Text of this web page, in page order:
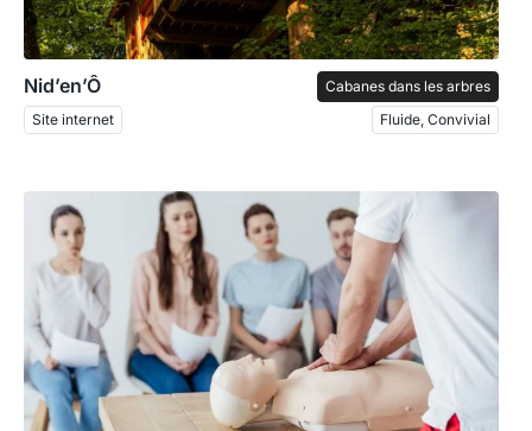
Nid’en’Ô
Cabanes dans les arbres
Site internet
Fluide, Convivial